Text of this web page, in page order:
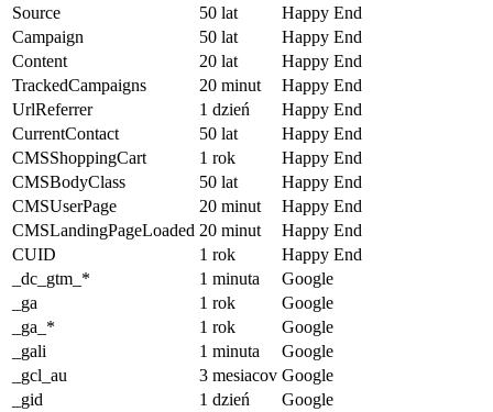
Source
50 lat
Happy End
Campaign
50 lat
Happy End
Content
20 lat
Happy End
TrackedCampaigns
20 minut
Happy End
UrlReferrer
1 dzień
Happy End
CurrentContact
50 lat
Happy End
CMSShoppingCart
1 rok
Happy End
CMSBodyClass
50 lat
Happy End
CMSUserPage
20 minut
Happy End
CMSLandingPageLoaded 20 minut
Happy End
CUID
1 rok
Happy End
_dc_gtm_*
1 minuta
Google
_ga
1 rok
Google
_ga_*
1 rok
Google
_gali
1 minuta
Google
_gcl_au
3 mesiacov Google
_gid
1 dzień Google